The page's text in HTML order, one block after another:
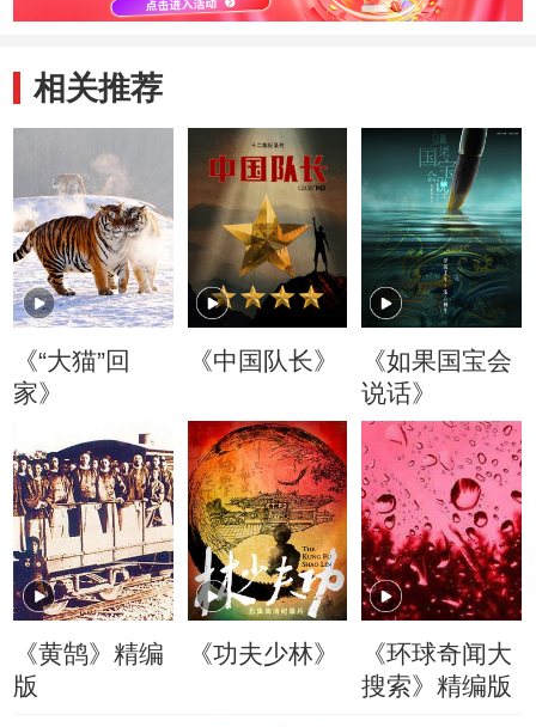
相关推荐
《“大猫”回
家》
《中国队长》
《如果国宝会
说话》
《黄鹄》精编
版
《功夫少林》
《环球奇闻大
搜索》精编版